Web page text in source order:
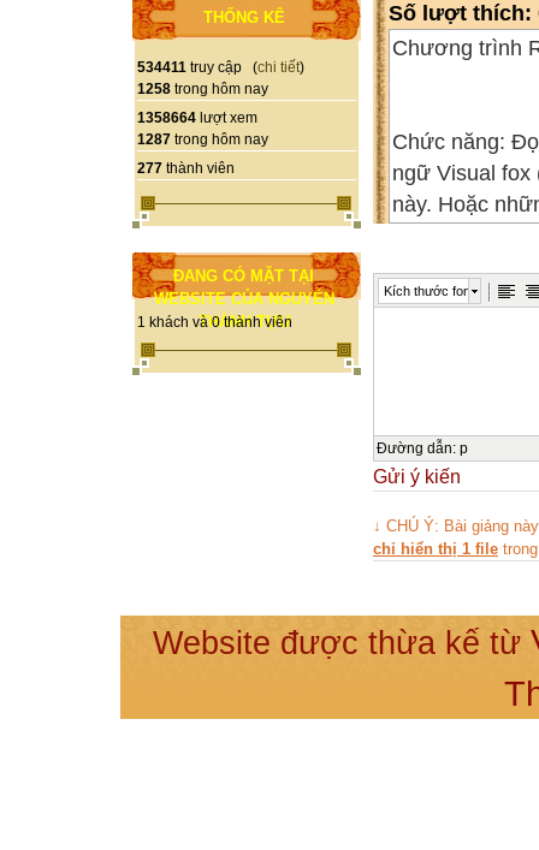
THỐNG KÊ
534411 truy cập (chi tiết)
1258 trong hôm nay
1358664 lượt xem
1287 trong hôm nay
277 thành viên
ĐANG CÓ MẶT TẠI
WEBSITE CỦA NGUYỄN
THÀNH TỰU
1 khách và 0 thành viên
Số lượt thích:
Chương trình
Chức năng:
ngữ Visual
này. Hoặc
Kích thước font
Đường dẫn: p
Gửi ý kiến
↓ CHÚ Ý: Bài giảng
chỉ hiển thị 1 file
Website được thừa kế từ